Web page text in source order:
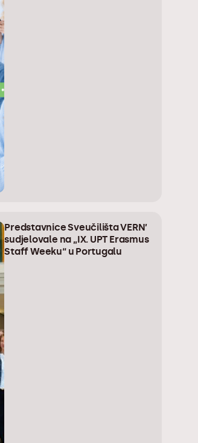
Predstavnice Sveučilišta VERN’
sudjelovale na „IX. UPT Erasmus
Staff Weeku“ u Portugalu